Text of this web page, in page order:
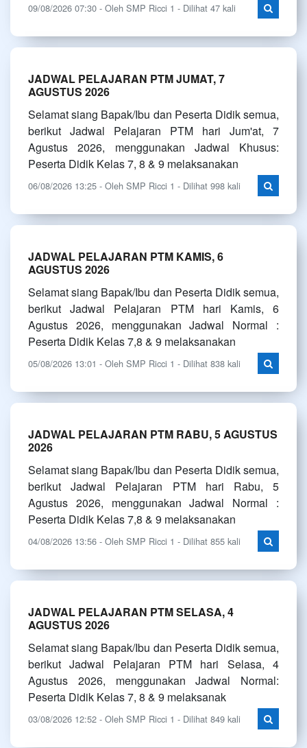
09/08/2026 07:30 - Oleh SMP Ricci 1 - Dilihat 47 kali
JADWAL PELAJARAN PTM JUMAT, 7
AGUSTUS 2026
Selamat siang Bapak/Ibu dan Peserta Didik semua,
berikut Jadwal Pelajaran PTM hari Jum'at, 7
Agustus 2026, menggunakan Jadwal Khusus:
Peserta Didik Kelas 7, 8 & 9 melaksanakan
06/08/2026 13:25 - Oleh SMP Ricci 1 - Dilihat 998 kali
JADWAL PELAJARAN PTM KAMIS, 6
AGUSTUS 2026
Selamat siang Bapak/Ibu dan Peserta Didik semua,
berikut Jadwal Pelajaran PTM hari Kamis, 6
Agustus 2026, menggunakan Jadwal Normal :
Peserta Didik Kelas 7,8 & 9 melaksanakan
05/08/2026 13:01 - Oleh SMP Ricci 1 - Dilihat 838 kali
JADWAL PELAJARAN PTM RABU, 5 AGUSTUS
2026
Selamat siang Bapak/Ibu dan Peserta Didik semua,
berikut Jadwal Pelajaran PTM hari Rabu, 5
Agustus 2026, menggunakan Jadwal Normal :
Peserta Didik Kelas 7,8 & 9 melaksanakan
04/08/2026 13:56 - Oleh SMP Ricci 1 - Dilihat 855 kali
JADWAL PELAJARAN PTM SELASA, 4
AGUSTUS 2026
Selamat siang Bapak/Ibu dan Peserta Didik semua,
berikut Jadwal Pelajaran PTM hari Selasa, 4
Agustus 2026, menggunakan Jadwal Normal:
Peserta Didik Kelas 7, 8 & 9 melaksanak
03/08/2026 12:52 - Oleh SMP Ricci 1 - Dilihat 849 kali